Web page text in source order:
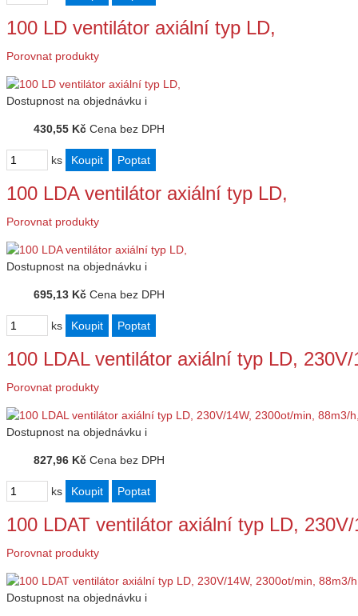
100 LD ventilátor axiální typ LD,
Porovnat produkty
Dostupnost na objednávku i
430,55 Kč Cena bez DPH
ks
100 LDA ventilátor axiální typ LD,
Porovnat produkty
Dostupnost na objednávku i
695,13 Kč Cena bez DPH
ks
100 LDAL ventilátor axiální typ LD,
Porovnat produkty
Dostupnost na objednávku i
827,96 Kč Cena bez DPH
ks
100 LDAT ventilátor axiální typ LD,
Porovnat produkty
Dostupnost na objednávku i